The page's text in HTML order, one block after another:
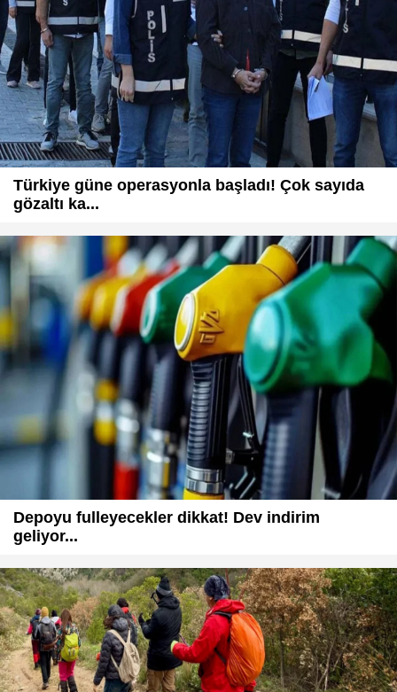
Türkiye güne operasyonla başladı! Çok sayıda
gözaltı ka...
Depoyu fulleyecekler dikkat! Dev indirim
geliyor...